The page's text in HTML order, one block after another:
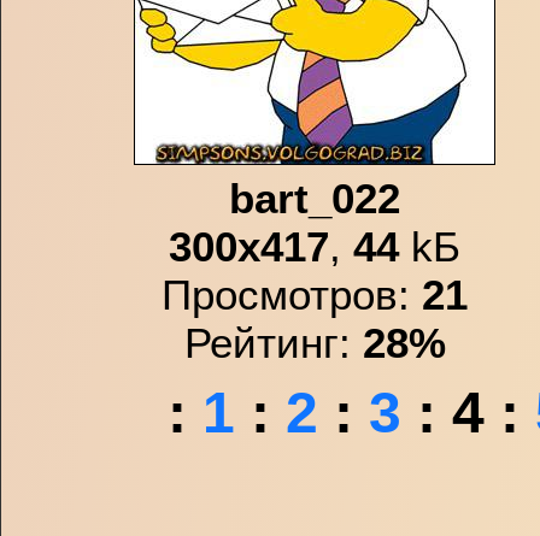
bart_022
300x417, 44kБ
Просмотров: 21
Рейтинг: 28%
: 1 : 2 : 3 : 4: